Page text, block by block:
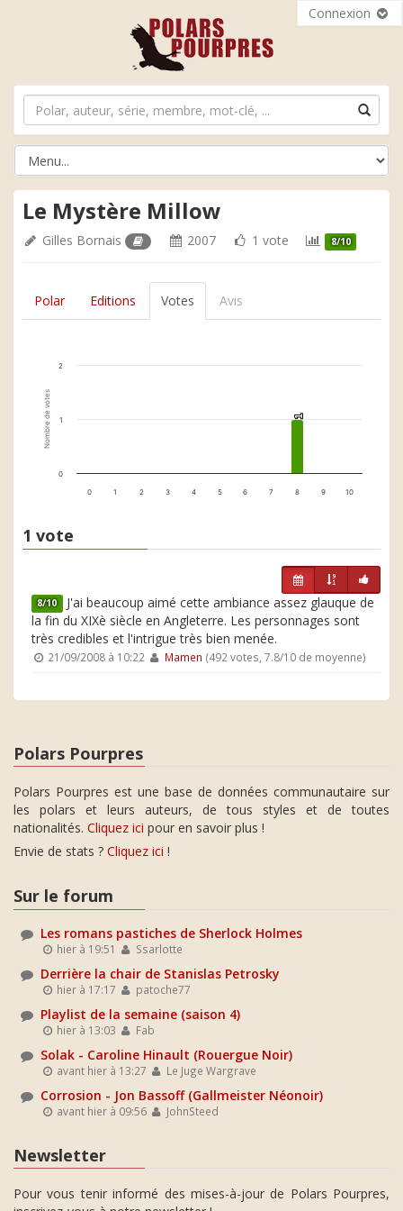
Connexion
Le Mystère Millow
Gilles Bornais 2007 1 vote 8/10
Polar Editions Votes Avis
Nombre de votes 1
1
0 1 2 3 4 5 6 7 8 9 10
0
1
2
1 vote
8/10 J'ai beaucoup aimé cette ambiance assez glauque de
la fin du XIXè siècle en Angleterre. Les personnages sont
très credibles et l'intrigue très bien menée.
21/09/2008 à 10:22 Mamen (492 votes, 7.8/10 de moyenne)
Polars Pourpres
Polars Pourpres est une base de données communautaire sur
les polars et leurs auteurs, de tous styles et de toutes
nationalités. Cliquez ici pour en savoir plus !
Envie de stats ? Cliquez ici !
Sur le forum
Les romans pastiches de Sherlock Holmes
hier à 19:51 Ssarlotte
Derrière la chair de Stanislas Petrosky
hier à 17:17 patoche77
Playlist de la semaine (saison 4)
hier à 13:03 Fab
Solak - Caroline Hinault (Rouergue Noir)
avant hier à 13:27 Le Juge Wargrave
Corrosion - Jon Bassoff (Gallmeister Néonoir)
avant hier à 09:56 JohnSteed
Newsletter
Pour vous tenir informé des mises-à-jour de Polars Pourpres,